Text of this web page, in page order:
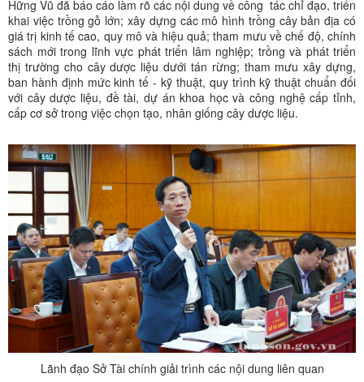
Hững Vũ đã báo cáo làm rõ các nội dung về công tác chỉ đạo, triển
khai việc trồng gỗ lớn; xây dựng các mô hình trồng cây bản địa có
giá trị kinh tế cao, quy mô và hiệu quả; tham mưu về chế độ, chính
sách mới trong lĩnh vực phát triển lâm nghiệp; trồng và phát triển
thị trường cho cây dược liệu dưới tán rừng; tham mưu xây dựng,
ban hành định mức kinh tế - kỹ thuật, quy trình kỹ thuật chuẩn đối
với cây dược liệu, đề tài, dự án khoa học và công nghệ cấp tỉnh,
cấp cơ sở trong việc chọn tạo, nhân giống cây dược liệu.
Lãnh đạo Sở Tài chính giải trình các nội dung liên quan